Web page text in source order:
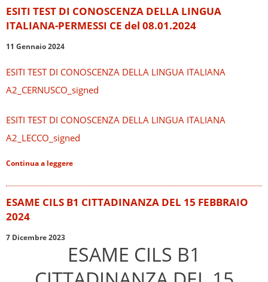
ESITI TEST DI CONOSCENZA DELLA LINGUA
ITALIANA-PERMESSI CE del 08.01.2024
11 Gennaio 2024
ESITI TEST DI CONOSCENZA DELLA LINGUA ITALIANA
A2_CERNUSCO_signed
ESITI TEST DI CONOSCENZA DELLA LINGUA ITALIANA
A2_LECCO_signed
Continua a leggere
ESAME CILS B1 CITTADINANZA DEL 15 FEBBRAIO
2024
7 Dicembre 2023
ESAME CILS B1